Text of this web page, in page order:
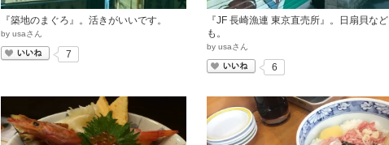
『築地のまぐろ』。活きがいいです。
by usaさん
いいね
7
『JF 長崎漁連 東京直売所』。日扇貝など
も。
by usaさん
いいね
6